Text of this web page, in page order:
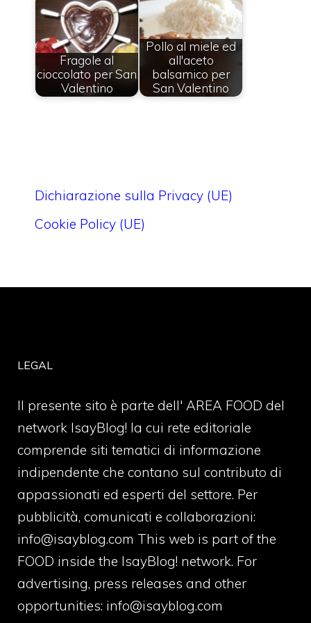
Fragole al
cioccolato per San
Valentino
Pollo al miele ed
all'aceto
balsamico per
San Valentino
Dichiarazione sulla Privacy (UE)
Cookie Policy (UE)
LEGAL
Il presente sito è parte dell' AREA FOOD del
network IsayBlog! la cui rete editoriale
comprende siti tematici di informazione
indipendente che contano sul contributo di
appassionati ed esperti del settore. Per
pubblicità, comunicati e collaborazioni:
info@isayblog.com This web is part of the
FOOD inside the IsayBlog! network. For
advertising, press releases and other
opportunities: info@isayblog.com